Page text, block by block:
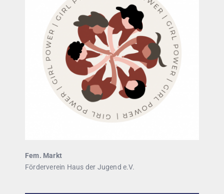
Fem. Markt
Förderverein Haus der Jugend e.V.